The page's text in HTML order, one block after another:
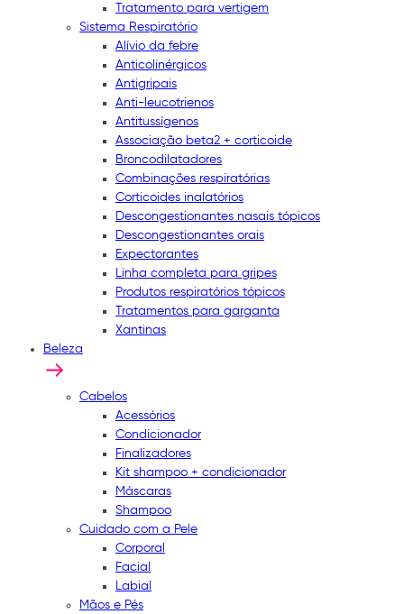
Tratamento para vertigem
Sistema Respiratório
Alívio da febre
Anticolinérgicos
Antigripais
Anti-leucotrienos
Antitussígenos
Associação beta2 + corticoide
Broncodilatadores
Combinações respiratórias
Corticoides inalatórios
Descongestionantes nasais tópicos
Descongestionantes orais
Expectorantes
Linha completa para gripes
Produtos respiratórios tópicos
Tratamentos para garganta
Xantinas
Beleza
Cabelos
Acessórios
Condicionador
Finalizadores
Kit shampoo + condicionador
Máscaras
Shampoo
Cuidado com a Pele
Corporal
Facial
Labial
Mãos e Pés